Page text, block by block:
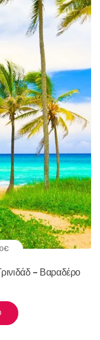
– Βαραδέρο